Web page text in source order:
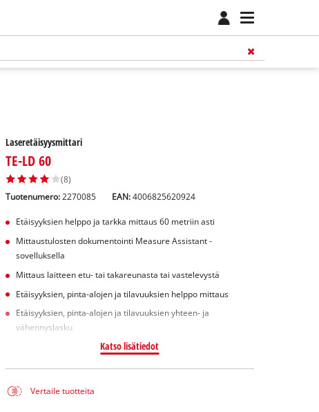
Laseretäisyysmittari
TE-LD 60
(8)
Tuotenumero: 2270085 EAN:4006825620924
Etäisyyksien helppo ja tarkka mittaus 60 metriin asti
Mittaustulosten dokumentointi Measure Assistant -
sovelluksella
Mittaus laitteen etu- tai takareunasta tai vastelevystä
Etäisyyksien, pinta-alojen ja tilavuuksien helppo mittaus
Etäisyyksien, pinta-alojen ja tilavuuksien yhteen- ja
vähennyslasku
Katso lisätiedot
Vertaile tuotteita